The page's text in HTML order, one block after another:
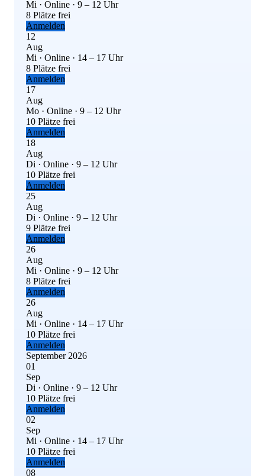
Mi · Online · 9 – 12 Uhr
8 Plätze frei
Anmelden
12
Aug
Mi · Online · 14 – 17 Uhr
8 Plätze frei
Anmelden
17
Aug
Mo · Online · 9 – 12 Uhr
10 Plätze frei
Anmelden
18
Aug
Di · Online · 9 – 12 Uhr
10 Plätze frei
Anmelden
25
Aug
Di · Online · 9 – 12 Uhr
9 Plätze frei
Anmelden
26
Aug
Mi · Online · 9 – 12 Uhr
8 Plätze frei
Anmelden
26
Aug
Mi · Online · 14 – 17 Uhr
10 Plätze frei
Anmelden
September 2026
01
Sep
Di · Online · 9 – 12 Uhr
10 Plätze frei
Anmelden
02
Sep
Mi · Online · 14 – 17 Uhr
10 Plätze frei
Anmelden
08